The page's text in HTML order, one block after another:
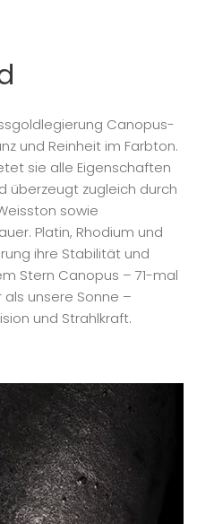
Canopus-
und Reinheit im Farbton.
sie alle Eigenschaften
überzeugt zugleich durch
sowie
Platin, Rhodium und
ihre Stabilität und
Stern Canopus – 71-mal
als unsere Sonne –
und Strahlkraft.